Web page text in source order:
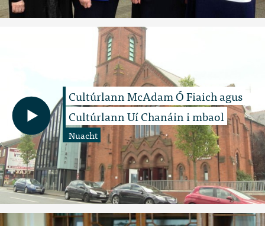
Cultúrlann McAdam Ó Fiaich agus
Cultúrlann Uí Chanáin i mbaol
Nuacht